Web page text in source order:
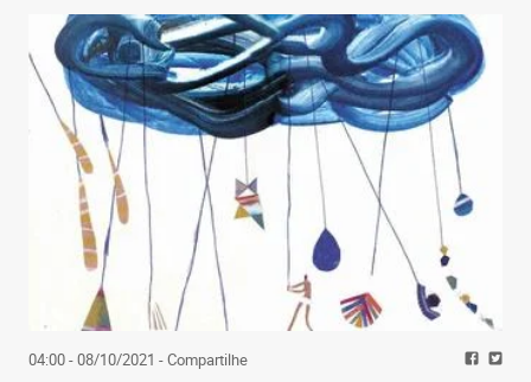
04:00 - 08/10/2021 - Compartilhe